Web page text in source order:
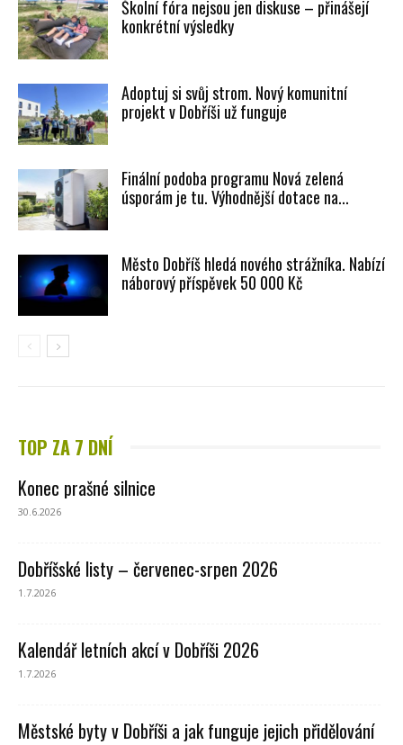
Školní fóra nejsou jen diskuse – přinášejí
konkrétní výsledky
Adoptuj si svůj strom. Nový komunitní
projekt v Dobříši už funguje
Finální podoba programu Nová zelená
úsporám je tu. Výhodnější dotace na...
Město Dobříš hledá nového strážníka. Nabízí
náborový příspěvek 50 000 Kč
TOP ZA 7 DNÍ
Konec prašné silnice
30.6.2026
Dobříšské listy – červenec-srpen 2026
1.7.2026
Kalendář letních akcí v Dobříši 2026
1.7.2026
Městské byty v Dobříši a jak funguje jejich přidělování